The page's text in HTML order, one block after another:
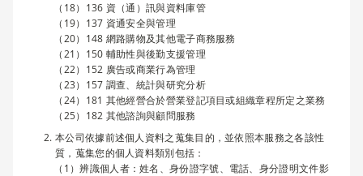
136 資（通）訊與資料庫管
137 資通安全與管理
148 網路購物及其他電子商務服務
150 輔助性與後勤支援管理
152 廣告或商業行為管理
157 調查、統計與研究分析
181 其他經營合於營業登記項目或組織章程所定之業務
182 其他諮詢與顧問服務
本公司依據前述個人資料之蒐集目的，並依照本服務之各該性
質，蒐集您的個人資料類別包括：
辨識個人者：姓名、身份證字號、電話、身分證明文件影